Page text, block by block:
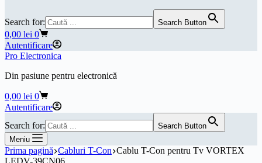
Search for: Search Button
Coș
de
cumpărături
0,00 lei 0
Autentificare
Pro Electronica
Din pasiune pentru electronică
Coș
de
cumpărături
0,00 lei 0
Autentificare
Search for:
Search Button
Meniu
Prima pagină Cabluri T-Con Cablu T-Con pentru Tv VORTEX
LEDV-39CN06